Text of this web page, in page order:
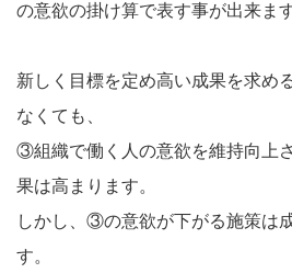
の意欲の掛け算で表す事が出来ます
新しく目標を定め高い成果を求
なくても、
③組織で働く人の意欲を維持向上
果は高まります。
しかし、③の意欲が下がる施策は
す。